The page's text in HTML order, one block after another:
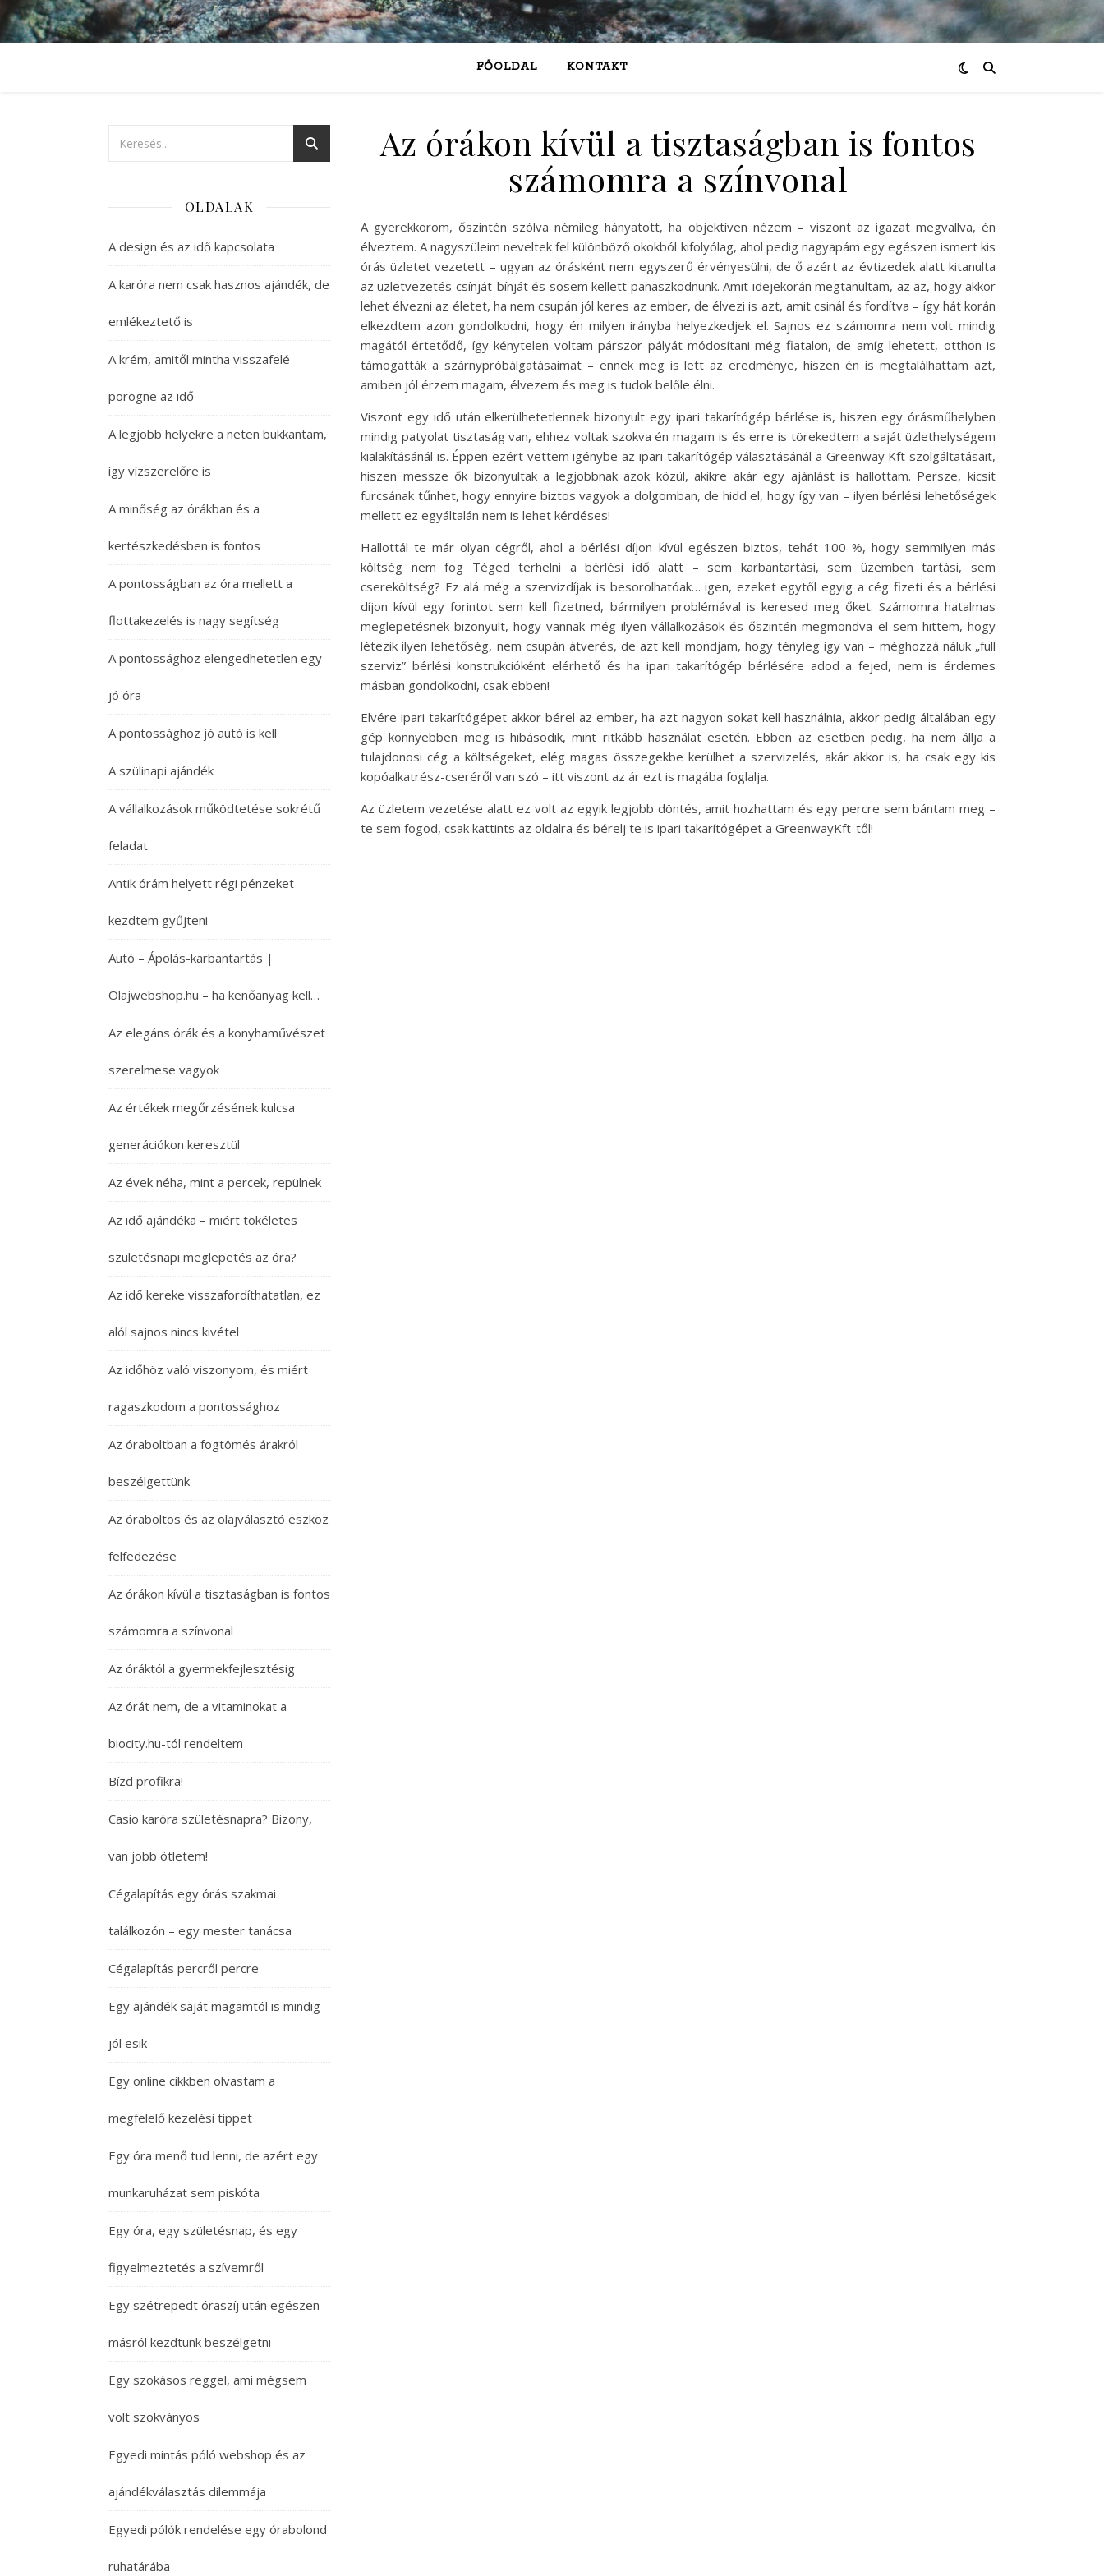
FŐOLDAL KONTAKT
OLDALAK
A design és az idő kapcsolata
A karóra nem csak hasznos ajándék, de
emlékeztető is
A krém, amitől mintha visszafelé
pörögne az idő
A legjobb helyekre a neten bukkantam,
így vízszerelőre is
A minőség az órákban és a
kertészkedésben is fontos
A pontosságban az óra mellett a
flottakezelés is nagy segítség
A pontossághoz elengedhetetlen egy
jó óra
A pontossághoz jó autó is kell
A szülinapi ajándék
A vállalkozások működtetése sokrétű
feladat
Antik órám helyett régi pénzeket
kezdtem gyűjteni
Autó – Ápolás-karbantartás |
Olajwebshop.hu – ha kenőanyag kell…
Az elegáns órák és a konyhaművészet
szerelmese vagyok
Az értékek megőrzésének kulcsa
generációkon keresztül
Az évek néha, mint a percek, repülnek
Az idő ajándéka – miért tökéletes
születésnapi meglepetés az óra?
Az idő kereke visszafordíthatatlan, ez
alól sajnos nincs kivétel
Az időhöz való viszonyom, és miért
ragaszkodom a pontossághoz
Az óraboltban a fogtömés árakról
beszélgettünk
Az óraboltos és az olajválasztó eszköz
felfedezése
Az órákon kívül a tisztaságban is fontos
számomra a színvonal
Az óráktól a gyermekfejlesztésig
Az órát nem, de a vitaminokat a
biocity.hu-tól rendeltem
Bízd profikra!
Casio karóra születésnapra? Bizony,
van jobb ötletem!
Cégalapítás egy órás szakmai
találkozón – egy mester tanácsa
Cégalapítás percről percre
Egy ajándék saját magamtól is mindig
jól esik
Egy online cikkben olvastam a
megfelelő kezelési tippet
Egy óra menő tud lenni, de azért egy
munkaruházat sem piskóta
Egy óra, egy születésnap, és egy
figyelmeztetés a szívemről
Egy szétrepedt óraszíj után egészen
másról kezdtünk beszélgetni
Egy szokásos reggel, ami mégsem
volt szokványos
Egyedi mintás póló webshop és az
ajándékválasztás dilemmája
Egyedi pólók rendelése egy órabolond
ruhatárába
Az órákon kívül a tisztaságban is fontos
számomra a színvonal
A gyerekkorom, őszintén szólva némileg hányatott, ha objektíven nézem – viszont az igazat megvallva, én
élveztem. A nagyszüleim neveltek fel különböző okokból kifolyólag, ahol pedig nagyapám egy egészen ismert kis
órás üzletet vezetett – ugyan az órásként nem egyszerű érvényesülni, de ő azért az évtizedek alatt kitanulta
az üzletvezetés csínját-bínját és sosem kellett panaszkodnunk. Amit idejekorán megtanultam, az az, hogy akkor
lehet élvezni az életet, ha nem csupán jól keres az ember, de élvezi is azt, amit csinál és fordítva – így hát korán
elkezdtem azon gondolkodni, hogy én milyen irányba helyezkedjek el. Sajnos ez számomra nem volt mindig
magától értetődő, így kénytelen voltam párszor pályát módosítani még fiatalon, de amíg lehetett, otthon is
támogatták a szárnypróbálgatásaimat – ennek meg is lett az eredménye, hiszen én is megtalálhattam azt,
amiben jól érzem magam, élvezem és meg is tudok belőle élni.
Viszont egy idő után elkerülhetetlennek bizonyult egy ipari takarítógép bérlése is, hiszen egy órásműhelyben
mindig patyolat tisztaság van, ehhez voltak szokva én magam is és erre is törekedtem a saját üzlethelységem
kialakításánál is. Éppen ezért vettem igénybe az ipari takarítógép választásánál a Greenway Kft szolgáltatásait,
hiszen messze ők bizonyultak a legjobbnak azok közül, akikre akár egy ajánlást is hallottam. Persze, kicsit
furcsának tűnhet, hogy ennyire biztos vagyok a dolgomban, de hidd el, hogy így van – ilyen bérlési lehetőségek
mellett ez egyáltalán nem is lehet kérdéses!
Hallottál te már olyan cégről, ahol a bérlési díjon kívül egészen biztos, tehát 100 %, hogy semmilyen más
költség nem fog Téged terhelni a bérlési idő alatt – sem karbantartási, sem üzemben tartási, sem
csereköltség? Ez alá még a szervizdíjak is besorolhatóak… igen, ezeket egytől egyig a cég fizeti és a bérlési
díjon kívül egy forintot sem kell fizetned, bármilyen problémával is keresed meg őket. Számomra hatalmas
meglepetésnek bizonyult, hogy vannak még ilyen vállalkozások és őszintén megmondva el sem hittem, hogy
létezik ilyen lehetőség, nem csupán átverés, de azt kell mondjam, hogy tényleg így van – méghozzá náluk „full
szerviz” bérlési konstrukcióként elérhető és ha ipari takarítógép bérlésére adod a fejed, nem is érdemes
másban gondolkodni, csak ebben!
Elvére ipari takarítógépet akkor bérel az ember, ha azt nagyon sokat kell használnia, akkor pedig általában egy
gép könnyebben meg is hibásodik, mint ritkább használat esetén. Ebben az esetben pedig, ha nem állja a
tulajdonosi cég a költségeket, elég magas összegekbe kerülhet a szervizelés, akár akkor is, ha csak egy kis
kopóalkatrész-cseréről van szó – itt viszont az ár ezt is magába foglalja.
Az üzletem vezetése alatt ez volt az egyik legjobb döntés, amit hozhattam és egy percre sem bántam meg –
te sem fogod, csak kattints az oldalra és bérelj te is ipari takarítógépet a GreenwayKft-től!